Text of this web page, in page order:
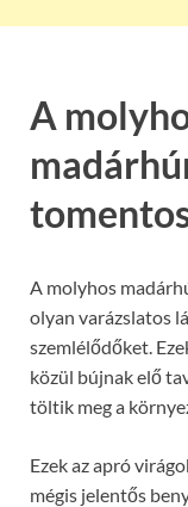
A
A molyhos
olyan varázslatos
szemlélődőket.
közül bújnak elő
töltik meg a
Ezek az apró
mégis jelentős